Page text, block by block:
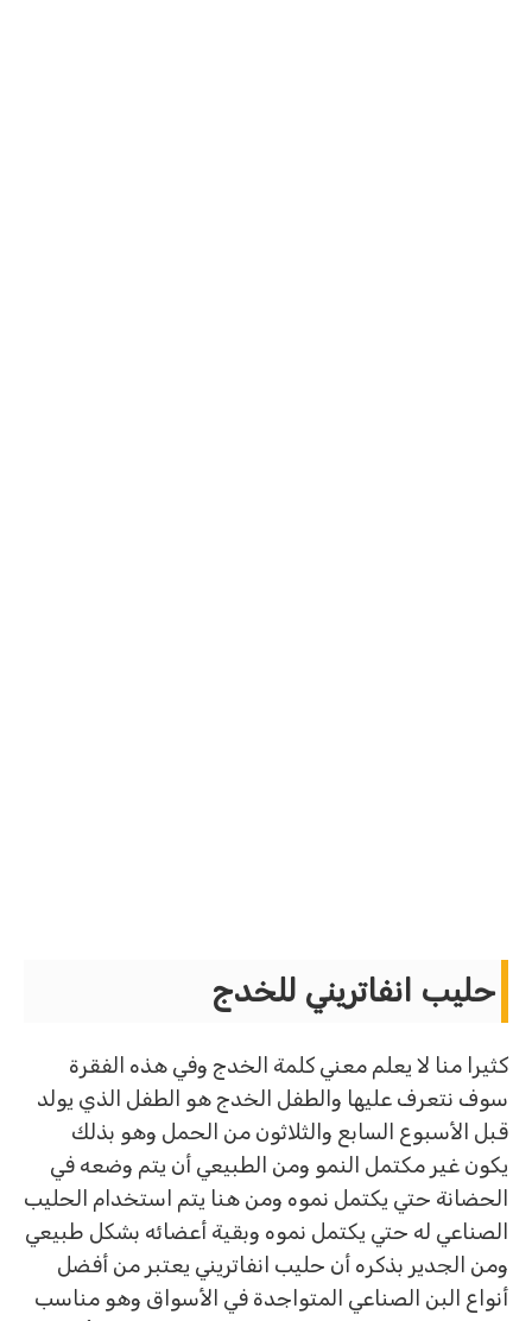
حليب انفاتريني للخدج
كثيرا منا لا يعلم معني كلمة الخدج وفي هذه الفقرة
سوف نتعرف عليها والطفل الخدج هو الطفل الذي يولد
قبل الأسبوع السابع والثلاثون من الحمل وهو بذلك
يكون غير مكتمل النمو ومن الطبيعي أن يتم وضعه في
الحضانة حتي يكتمل نموه ومن هنا يتم استخدام الحليب
الصناعي له حتي يكتمل نموه وبقية أعضائه بشكل طبيعي
ومن الجدير بذكره أن حليب انفاتريني يعتبر من أفضل
أنواع البن الصناعي المتواجدة في الأسواق وهو مناسب